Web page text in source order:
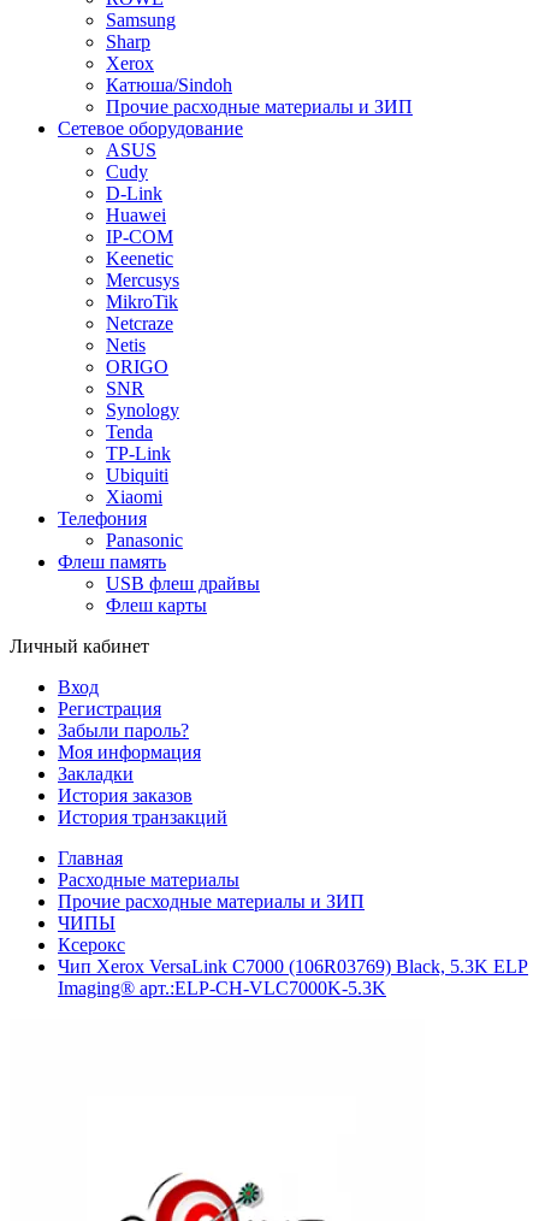
Samsung
Sharp
Xerox
Катюша/Sindoh
Прочие расходные материалы и ЗИП
Сетевое оборудование
ASUS
Cudy
D-Link
Huawei
IP-COM
Keenetic
Mercusys
MikroTik
Netcraze
Netis
ORIGO
SNR
Synology
Tenda
TP-Link
Ubiquiti
Xiaomi
Телефония
Panasonic
Флеш память
USB флеш драйвы
Флеш карты
Личный кабинет
Вход
Регистрация
Забыли пароль?
Моя информация
Закладки
История заказов
История транзакций
Главная
Расходные материалы
Прочие расходные материалы и ЗИП
ЧИПЫ
Ксерокс
Чип Xerox VersaLink C7000 (106R03769) Black, 5.3K ELP
Imaging® арт.:ELP-CH-VLC7000K-5.3K